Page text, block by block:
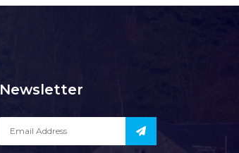
Newsletter